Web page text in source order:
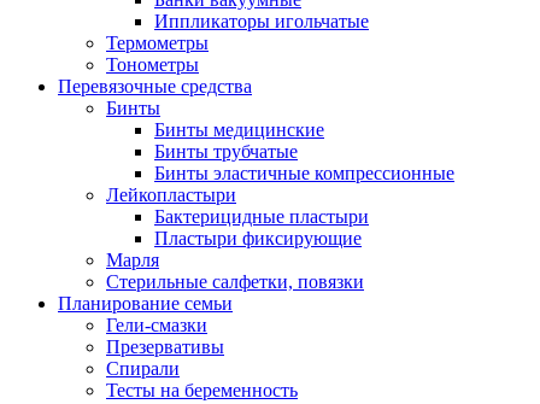
Иппликаторы игольчатые
Термометры
Тонометры
Перевязочные средства
Бинты
Бинты медицинские
Бинты трубчатые
Бинты эластичные компрессионные
Лейкопластыри
Бактерицидные пластыри
Пластыри фиксирующие
Марля
Стерильные салфетки, повязки
Планирование семьи
Гели-смазки
Презервативы
Спирали
Тесты на беременность